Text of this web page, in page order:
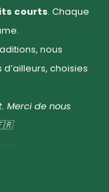
courts. Chaque
nous
choisies
Merci de nous